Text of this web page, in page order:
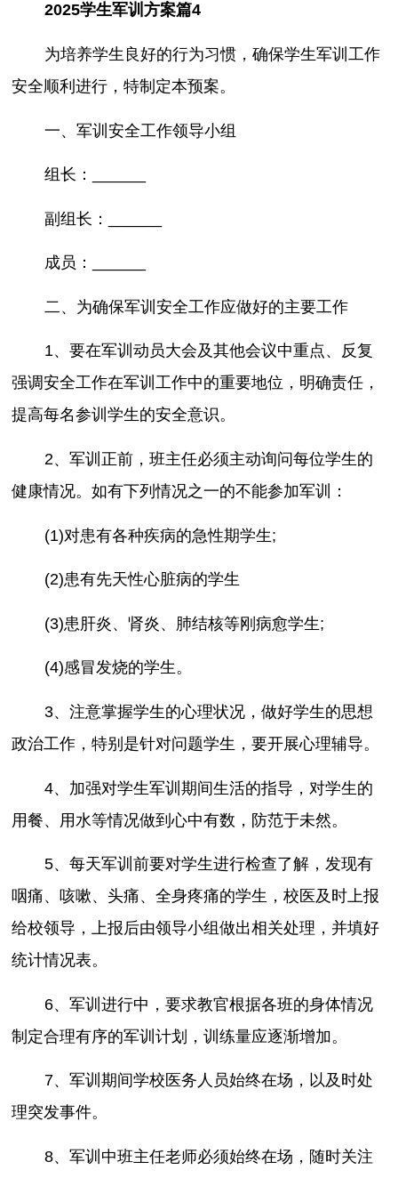
2025学生军训方案篇4
为培养学生良好的行为习惯，确保学生军训工作
安全顺利进行，特制定本预案。
一、军训安全工作领导小组
组长：______
副组长：______
成员：______
二、为确保军训安全工作应做好的主要工作
1、要在军训动员大会及其他会议中重点、反复
强调安全工作在军训工作中的重要地位，明确责任，
提高每名参训学生的安全意识。
2、军训正前，班主任必须主动询问每位学生的
健康情况。如有下列情况之一的不能参加军训：
(1)对患有各种疾病的急性期学生;
(2)患有先天性心脏病的学生
(3)患肝炎、肾炎、肺结核等刚病愈学生;
(4)感冒发烧的学生。
3、注意掌握学生的心理状况，做好学生的思想
政治工作，特别是针对问题学生，要开展心理辅导。
4、加强对学生军训期间生活的指导，对学生的
用餐、用水等情况做到心中有数，防范于未然。
5、每天军训前要对学生进行检查了解，发现有
咽痛、咳嗽、头痛、全身疼痛的学生，校医及时上报
给校领导，上报后由领导小组做出相关处理，并填好
统计情况表。
6、军训进行中，要求教官根据各班的身体情况
制定合理有序的军训计划，训练量应逐渐增加。
7、军训期间学校医务人员始终在场，以及时处
理突发事件。
8、军训中班主任老师必须始终在场，随时关注